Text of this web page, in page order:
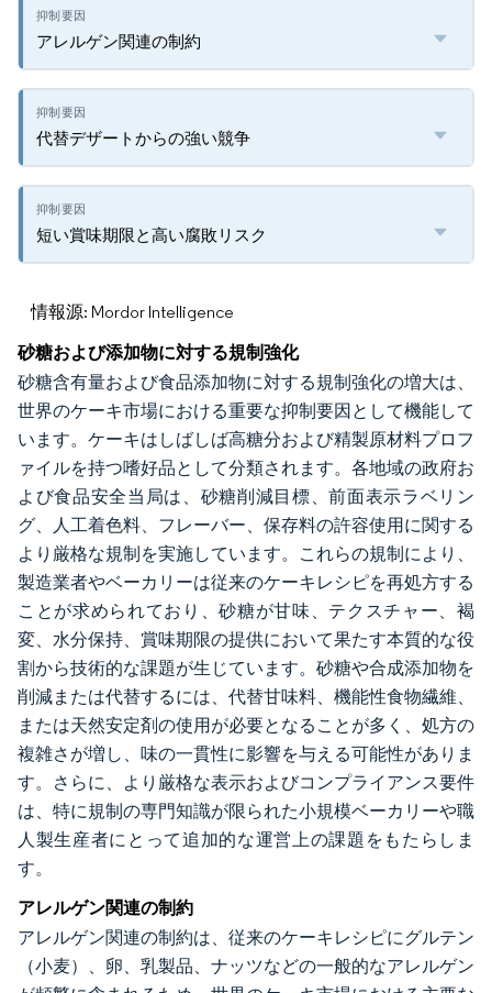
アレルゲン関連の制約
代替デザートからの強い競争
短い賞味期限と高い腐敗リスク
情報源: Mordor Intelligence
砂糖および添加物に対する規制強化
砂糖含有量および食品添加物に対する規制強化の増大は、
世界のケーキ市場における重要な抑制要因として機能して
います。ケーキはしばしば高糖分および精製原材料プロフ
ァイルを持つ嗜好品として分類されます。各地域の政府お
よび食品安全当局は、砂糖削減目標、前面表示ラベリン
グ、人工着色料、フレーバー、保存料の許容使用に関する
より厳格な規制を実施しています。これらの規制により、
製造業者やベーカリーは従来のケーキレシピを再処方する
ことが求められており、砂糖が甘味、テクスチャー、褐
変、水分保持、賞味期限の提供において果たす本質的な役
割から技術的な課題が生じています。砂糖や合成添加物を
削減または代替するには、代替甘味料、機能性食物繊維、
または天然安定剤の使用が必要となることが多く、処方の
複雑さが増し、味の一貫性に影響を与える可能性がありま
す。さらに、より厳格な表示およびコンプライアンス要件
は、特に規制の専門知識が限られた小規模ベーカリーや職
人製生産者にとって追加的な運営上の課題をもたらしま
す。
アレルゲン関連の制約
アレルゲン関連の制約は、従来のケーキレシピにグルテン
（小麦）、卵、乳製品、ナッツなどの一般的なアレルゲン